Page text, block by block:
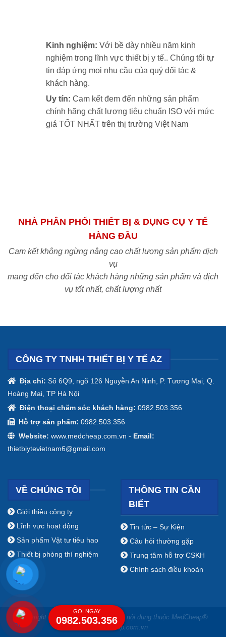
Kinh nghiệm: Với bề dày nhiều năm kinh
nghiệm trong lĩnh vực thiết bị y tế.. Chúng tôi tự
tin đáp ứng mọi nhu cầu của quý đối tác &
khách hàng.
Uy tín: Cam kết đem đến những sản phẩm
chính hãng chất lượng tiêu chuẩn ISO với mức
giá TỐT NHẤT trên thị trường Việt Nam
NHÀ PHÂN PHỐI THIẾT BỊ & DỤNG CỤ Y TẾ
HÀNG ĐẦU
Cam kết không ngừng nâng cao chất lượng sản phẩm dịch
vụ
mang đến cho đối tác khách hàng những sản phẩm và dịch
vụ tốt nhất, chất lượng nhất
CÔNG TY TNHH THIẾT BỊ Y TẾ AZ
Địa chỉ: Số 6Q9, ngõ 126 Nguyễn An Ninh, P. Tương Mai, Q.
Hoàng Mai, TP Hà Nội
Điện thoại chăm sóc khách hàng: 0982.503.356
Hỗ trợ sản phẩm: 0982.503.356
Website: www.medcheap.com.vn - Email:
thietbiytevietnam6@gmail.com
VỀ CHÚNG TÔI
Giới thiệu công ty
Lĩnh vực hoạt động
Sản phẩm Vật tư tiêu hao
Thiết bị phòng thí nghiệm
THÔNG TIN CẦN
BIẾT
Tin tức – Sự Kiện
Câu hỏi thường gặp
Trung tâm hỗ trợ CSKH
Chính sách điều khoản
Copyright ⓒ 2009 - 2019 Bản quyền nội dung thuộc MedCheap®
www.medcheap.com.vn
GỌI NGAY
0982.503.356